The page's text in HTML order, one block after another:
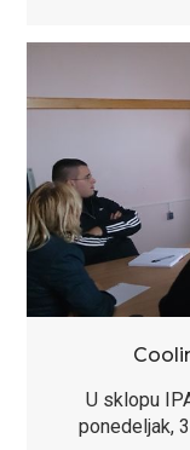
U sklopu
ponedeljak,